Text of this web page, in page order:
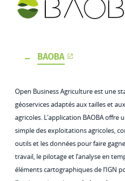
BAOBA
Open Business Agriculture est une
géoservices adaptés aux tailles et
agricoles. L’application BAOBA offre
simple des exploitations agricoles,
outils et les données pour faire
travail, le pilotage et l’analyse en
éléments cartographiques de l’IGN